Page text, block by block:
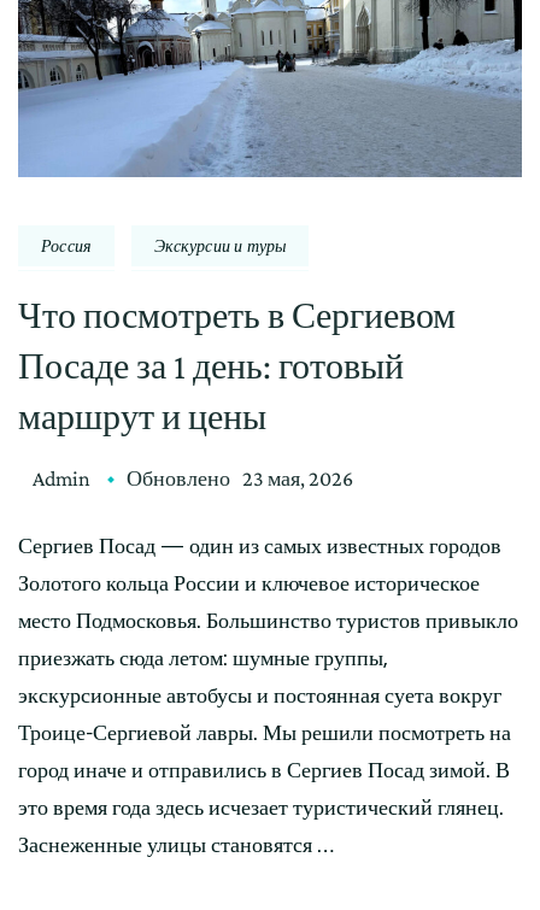
Россия Экскурсии и туры
Что посмотреть в Сергиевом
Посаде за 1 день: готовый
маршрут и цены
Admin Обновлено 23 мая, 2026
Сергиев Посад — один из самых известных городов
Золотого кольца России и ключевое историческое
место Подмосковья. Большинство туристов привыкло
приезжать сюда летом: шумные группы,
экскурсионные автобусы и постоянная суета вокруг
Троице-Сергиевой лавры. Мы решили посмотреть на
город иначе и отправились в Сергиев Посад зимой. В
это время года здесь исчезает туристический глянец.
Заснеженные улицы становятся …